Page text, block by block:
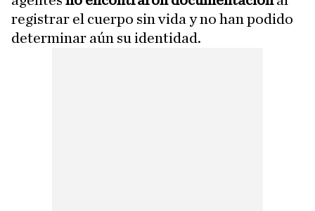
registrar el cuerpo sin vida y no han podido
determinar aún su identidad.